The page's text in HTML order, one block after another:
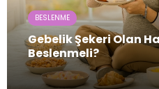
BESLENME
Gebelik Şekeri Olan
Beslenmeli?